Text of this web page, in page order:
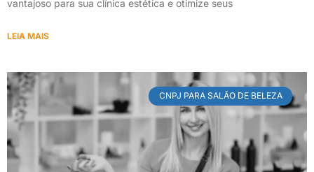
vantajoso para sua clínica estética e otimize seus
LEIA MAIS
CNPJ PARA SALÃO DE BELEZA